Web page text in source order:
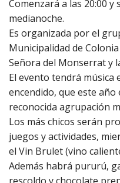
Comenzará a las 20:00 y
medianoche.
Es organizada por el
Municipalidad de
Señora del Monserrat y
El evento tendrá música
encendido, que este
reconocida agrupación
Los más chicos serán
juegos y actividades,
el Vin Brulet (vino
Además habrá pururú,